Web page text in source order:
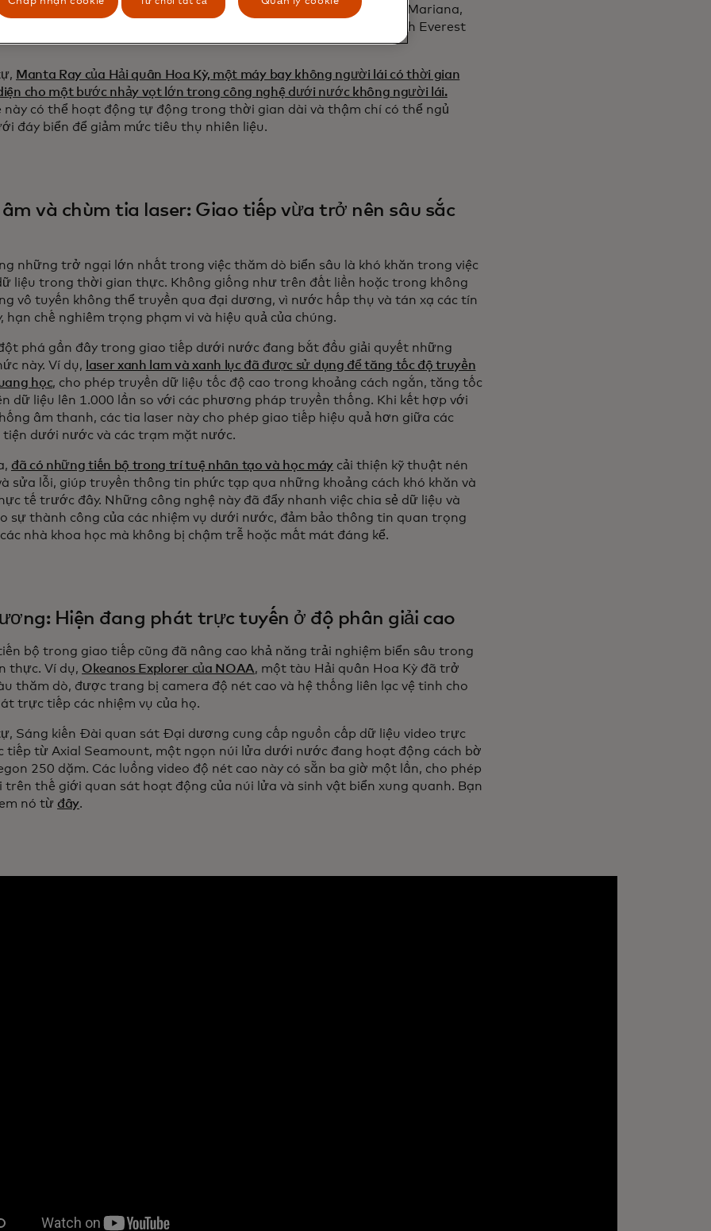
Vityaz-D, một AUV của Nga, đã dành ba giờ để khám phá rãnh Mariana,
, đạt độ sâu 10.028 mét - sâu hơn đỉnh Everest
Manta Ray của Hải quân Hoa Kỳ, một máy bay không người lái có thời gian
cho một bước nhảy vọt lớn trong công nghệ dưới nước không người lái.
này có thể hoạt động tự động trong thời gian dài và thậm chí có thể ngủ
đáy biển để giảm mức tiêu thụ nhiên liệu.
và chùm tia laser: Giao tiếp vừa trở nên sâu sắc
những trở ngại lớn nhất trong việc thăm dò biển sâu là khó khăn trong việc
liệu trong thời gian thực. Không giống như trên đất liền hoặc trong không
vô tuyến không thể truyền qua đại dương, vì nước hấp thụ và tán xạ các tín
hạn chế nghiêm trọng phạm vi và hiệu quả của chúng.
phá gần đây trong giao tiếp dưới nước đang bắt đầu giải quyết những
này. Ví dụ,
laser xanh lam và xanh lục đã được sử dụng để tăng tốc độ truyền
học, cho phép truyền dữ liệu tốc độ cao trong khoảng cách ngắn, tăng tốc
dữ liệu lên 1.000 lần so với các phương pháp truyền thống. Khi kết hợp với
âm thanh, các tia laser này cho phép giao tiếp hiệu quả hơn giữa các
dưới nước và các trạm mặt nước.
đã có những tiến bộ trong trí tuệ nhân tạo và học máy cải thiện kỹ thuật nén
sửa lỗi, giúp truyền thông tin phức tạp qua những khoảng cách khó khăn và
tế trước đây. Những công nghệ này đã đẩy nhanh việc chia sẻ dữ liệu và
sự thành công của các nhiệm vụ dưới nước, đảm bảo thông tin quan trọng
nhà khoa học mà không bị chậm trễ hoặc mất mát đáng kể.
Hiện đang phát trực tuyến ở độ phân giải cao
bộ trong giao tiếp cũng đã nâng cao khả năng trải nghiệm biển sâu trong
thực. Ví dụ, Okeanos Explorer của NOAA, một tàu Hải quân Hoa Kỳ đã trở
thăm dò, được trang bị camera độ nét cao và hệ thống liên lạc vệ tinh cho
trực tiếp các nhiệm vụ của họ.
Sáng kiến Đài quan sát Đại dương cung cấp nguồn cấp dữ liệu video trực
tiếp từ Axial Seamount, một ngọn núi lửa dưới nước đang hoạt động cách bờ
250 dặm. Các luồng video độ nét cao này có sẵn ba giờ một lần, cho phép
trên thế giới quan sát hoạt động của núi lửa và sinh vật biển xung quanh. Bạn
nó từ đây.